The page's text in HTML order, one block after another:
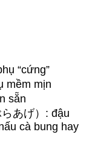
“cứng”
mềm mịn
sẵn
あげ）: đậu
cà bung hay